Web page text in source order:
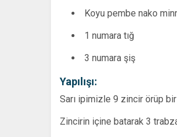
Koyu pembe nako
1 numara tığ
3 numara şiş
Yapılışı:
Sarı ipimizle 9 zincir örüp
Zincirin içine batarak 3